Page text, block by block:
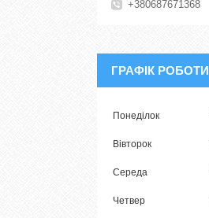
+380687671368
ГРАФІК РОБОТИ
Понеділок
Вівторок
Середа
Четвер